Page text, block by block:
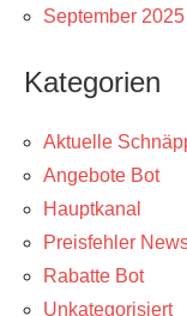
September 2025
Kategorien
Aktuelle
Angebote Bot
Hauptkanal
Preisfehler
Rabatte Bot
Unkategorisiert